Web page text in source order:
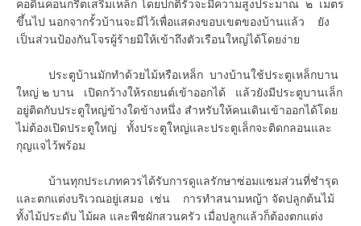
คอดินคอนกรีตเสริมเหล็ก โดยปกติรั้วจะมีความสูงประมาณ ๒ เมตร
ขึ้นไป นอกจากรั้วบ้านจะมีไว้เพื่อแสดงขอบเขตของบ้านแล้ว ยัง
เป็นส่วนป้องกันโจรผู้ร้ายมิให้เข้าถึงตัวเรือนใหญ่ได้โดยง่าย
ประตูบ้านมักทำด้วยไม้หรือเหล็ก บางบ้านใช้ประตูเหล็กบาน
ใหญ่ ๒ บาน เปิดกว้างให้รถยนต์เข้าออกได้ แล้วยังมีประตูบานเล็ก
อยู่ติดกับประตูใหญ่ข้างใดข้างหนึ่ง สำหรับให้คนเดินเข้าออกได้โดย
ไม่ต้องเปิดประตูใหญ่ ทั้งประตูใหญ่และประตูเล็กจะติดกลอนและ
กุญแจไว้พร้อม
บ้านทุกประเภทควรได้รับการดูแลรักษาซ่อมแซมส่วนที่ชำรุด
และตกแต่งบริเวณอยู่เสมอ เช่น การทำสนามหญ้า จัดปลูกต้นไม้
ทั้งไม้ประดับ ไม้ผล และพืชผักสวนครัว เมื่อปลูกแล้วก็ต้องตกแต่ง